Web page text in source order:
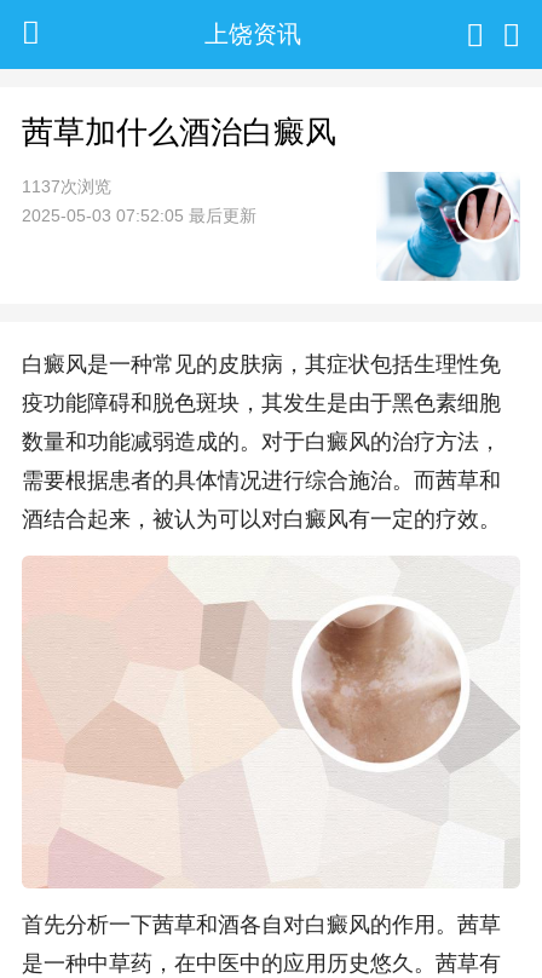
上饶资讯
茜草加什么酒治白癜风
1137次浏览
2025-05-03 07:52:05 最后更新
白癜风是一种常见的皮肤病，其症状包括生理性免
疫功能障碍和脱色斑块，其发生是由于黑色素细胞
数量和功能减弱造成的。对于白癜风的治疗方法，
需要根据患者的具体情况进行综合施治。而茜草和
酒结合起来，被认为可以对白癜风有一定的疗效。
首先分析一下茜草和酒各自对白癜风的作用。茜草
是一种中草药，在中医中的应用历史悠久。茜草有